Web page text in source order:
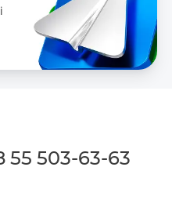
55 503-63-63